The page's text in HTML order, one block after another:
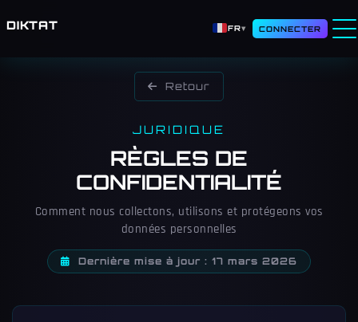
DIKTAT FR▾ CONNECTER
Retour
JURIDIQUE
RÈGLES DE
CONFIDENTIALITÉ
Comment nous collectons, utilisons et protégeons vos
données personnelles
Dernière mise à jour : 17 mars 2026